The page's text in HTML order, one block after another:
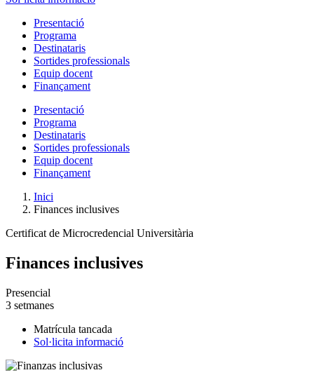
Presentació
Programa
Destinataris
Sortides professionals
Equip docent
Finançament
Presentació
Programa
Destinataris
Sortides professionals
Equip docent
Finançament
Inici
Finances inclusives
Certificat de Microcredencial Universitària
Finances inclusives
Presencial
3 setmanes
Matrícula tancada
Sol·licita informació